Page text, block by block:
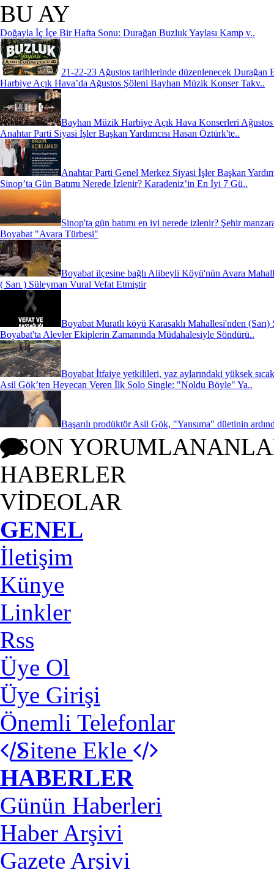
BU AY
Doğayla İç İçe Bir Hafta Sonu: Durağan Buzluk Yaylası Kamp v..
21-22-23 Ağustos tarihlerinde düzenlenecek Durağan
Harbiye Açık Hava’da Ağustos Şöleni Bayhan Müzik Konser Takv..
Bayhan Müzik Harbiye Açık Hava Konserleri Ağustos
Anahtar Parti Siyasi İşler Başkan Yardımcısı Hasan Öztürk'te..
Anahtar Parti Genel Merkez Siyasi İşler Başkan
Sinop’ta Gün Batımı Nerede İzlenir? Karadeniz’in En İyi 7 Gü..
Sinop'ta gün batımı en iyi nerede izlenir? Şehir
Boyabat "Avara Türbesi"
Boyabat ilçesine bağlı Alibeyli Köyü'nün Avara
( Sarı ) Süleyman Vural Vefat Etmiştir
Boyabat Muratlı köyü Karasaklı Mahallesi'nden (Sarı)
Boyabat'ta Alevler Ekiplerin Zamanında Müdahalesiyle Söndürü..
Boyabat İtfaiye yetkilileri, yaz aylarındaki yüksek
Asil Gök’ten Heyecan Veren İlk Solo Single: "Noldu Böyle" Ya..
Başarılı prodüktör Asil Gök, "Yansıma" düetinin
SON
HABERLER
VİDEOLAR
GENEL
İletişim
Künye
Linkler
Rss
Üye Ol
Üye Girişi
Önemli Telefonlar
Sitene Ekle
HABERLER
Günün Haberleri
Haber Arşivi
Gazete Arşivi